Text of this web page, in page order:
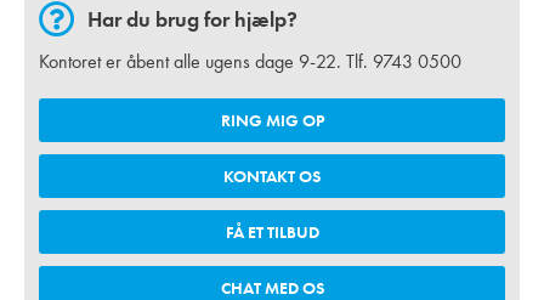
Har du brug for hjælp?
Kontoret er åbent alle ugens dage 9-22. Tlf. 9743 0500
RING MIG OP
KONTAKT OS
FÅ ET TILBUD
CHAT MED OS